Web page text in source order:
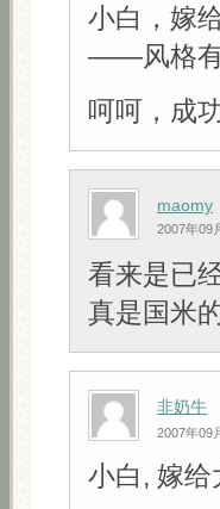
小白，嫁
——风格有
呵呵，成
maomy
2007年09
看来是已
真是国米
非奶牛
2007年09
小白, 嫁给